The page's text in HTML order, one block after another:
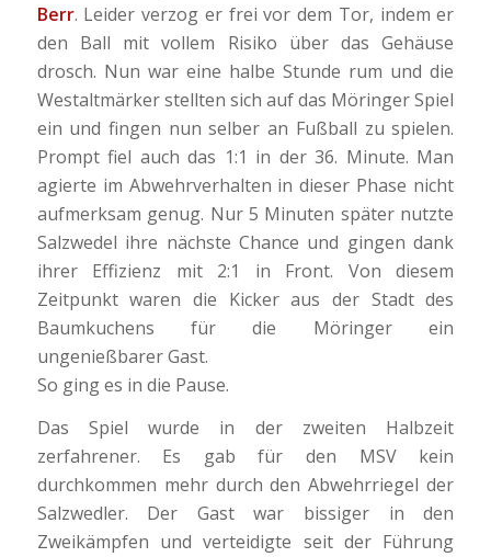
Berr. Leider verzog er frei vor dem Tor, indem er
den Ball mit vollem Risiko über das Gehäuse
drosch. Nun war eine halbe Stunde rum und die
Westaltmärker stellten sich auf das Möringer Spiel
ein und fingen nun selber an Fußball zu spielen.
Prompt fiel auch das 1:1 in der 36. Minute. Man
agierte im Abwehrverhalten in dieser Phase nicht
aufmerksam genug. Nur 5 Minuten später nutzte
Salzwedel ihre nächste Chance und gingen dank
ihrer Effizienz mit 2:1 in Front. Von diesem
Zeitpunkt waren die Kicker aus der Stadt des
Baumkuchens für die Möringer ein
ungenießbarer Gast.
So ging es in die Pause.
Das Spiel wurde in der zweiten Halbzeit
zerfahrener. Es gab für den MSV kein
durchkommen mehr durch den Abwehrriegel der
Salzwedler. Der Gast war bissiger in den
Zweikämpfen und verteidigte seit der Führung